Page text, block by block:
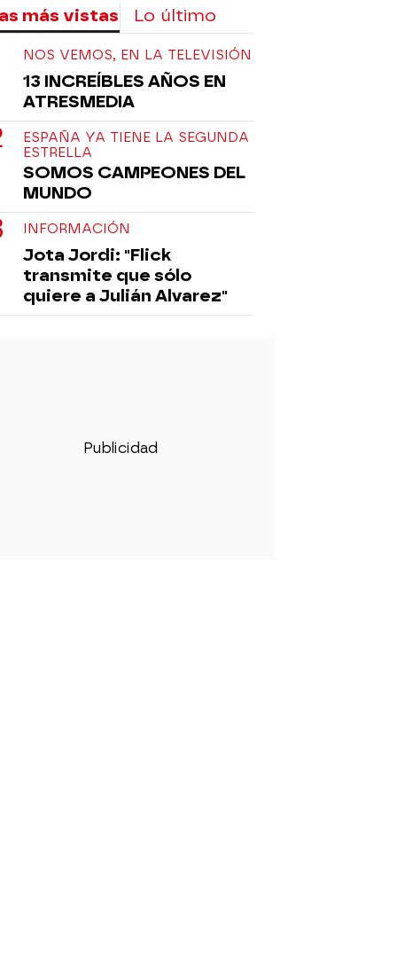
más vistas Lo último
NOS VEMOS, EN LA TELEVISIÓN
13 INCREÍBLES AÑOS EN
ATRESMEDIA
ESPAÑA YA TIENE LA SEGUNDA
ESTRELLA
SOMOS CAMPEONES DEL
MUNDO
INFORMACIÓN
Jota Jordi: "Flick
transmite que sólo
quiere a Julián Alvarez"